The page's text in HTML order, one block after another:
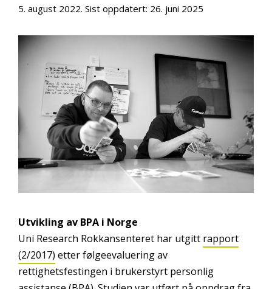
5. august 2022. Sist oppdatert: 26. juni 2025
Utvikling av BPA i Norge
Uni Research Rokkansenteret har utgitt rapport
(2/2017) etter følgeevaluering av
rettighetsfestingen i brukerstyrt personlig